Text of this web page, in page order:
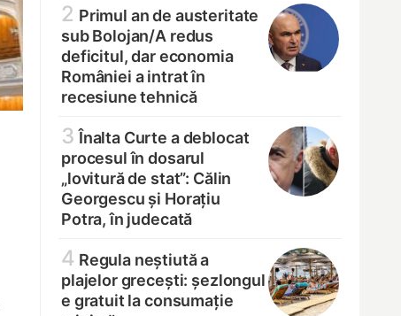
2 Primul an de austeritate
sub Bolojan/A redus
deficitul, dar economia
României a intrat în
recesiune tehnică
3 Înalta Curte a deblocat
procesul în dosarul
„lovitură de stat”: Călin
Georgescu și Horațiu
Potra, în judecată
4 Regula neștiută a
plajelor grecești: șezlongul
e gratuit la consumație